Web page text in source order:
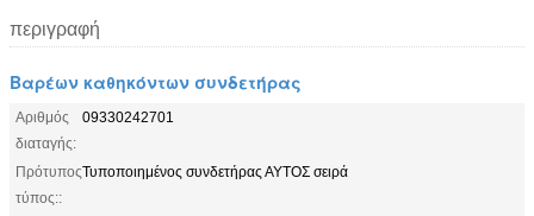
περιγραφή
Βαρέων καθηκόντων συνδετήρας
Αριθμός
διαταγής:
09330242701
Πρότυπος
τύπος::
Τυποποιημένος συνδετήρας ΑΥΤΟΣ σειρά